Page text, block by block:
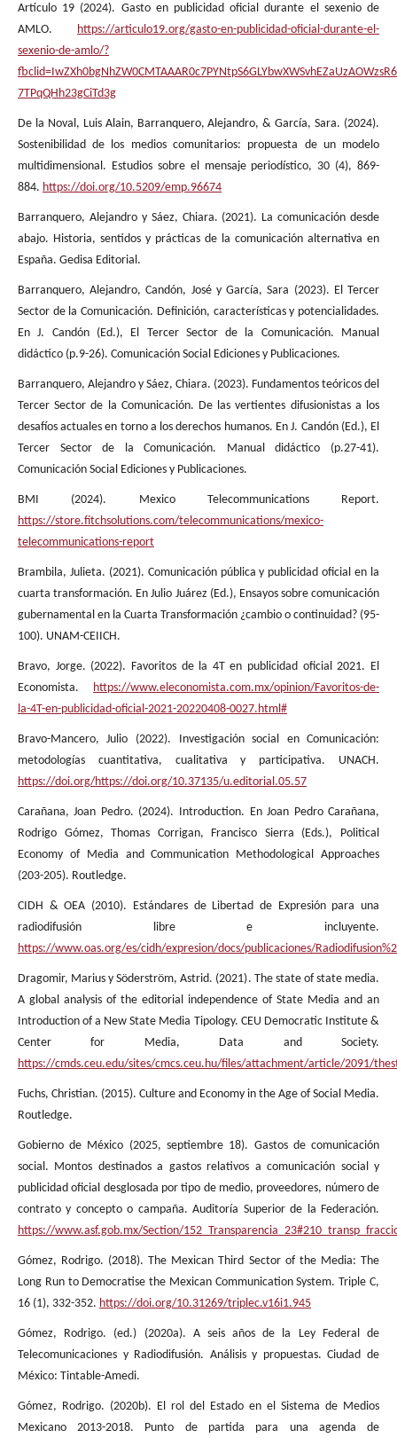
Artículo 19 (2024). Gasto en publicidad oficial durante el sexenio de
AMLO. https://articulo19.org/gasto-en-publicidad-oficial-durante-el-
sexenio-de-amlo/?
7TPqQHh23gCiTd3g
De la Noval, Luis Alain, Barranquero, Alejandro, & García, Sara. (2024).
Sostenibilidad de los medios comunitarios: propuesta de un modelo
multidimensional. Estudios sobre el mensaje periodístico, 30 (4), 869-
884. https://doi.org/10.5209/emp.96674
Barranquero, Alejandro y Sáez, Chiara. (2021). La comunicación desde
abajo. Historia, sentidos y prácticas de la comunicación alternativa en
España. Gedisa Editorial.
Barranquero, Alejandro, Candón, José y García, Sara (2023). El Tercer
Sector de la Comunicación. Definición, características y potencialidades.
En J. Candón (Ed.), El Tercer Sector de la Comunicación. Manual
didáctico (p.9-26). Comunicación Social Ediciones y Publicaciones.
Barranquero, Alejandro y Sáez, Chiara. (2023). Fundamentos teóricos del
Tercer Sector de la Comunicación. De las vertientes difusionistas a los
desafíos actuales en torno a los derechos humanos. En J. Candón (Ed.), El
Tercer Sector de la Comunicación. Manual didáctico (p.27-41).
Comunicación Social Ediciones y Publicaciones.
BMI (2024). Mexico Telecommunications Report.
https://store.fitchsolutions.com/telecommunications/mexico-
telecommunications-report
Brambila, Julieta. (2021). Comunicación pública y publicidad oficial en la
cuarta transformación. En Julio Juárez (Ed.), Ensayos sobre comunicación
gubernamental en la Cuarta Transformación ¿cambio o continuidad? (95-
100). UNAM-CEIICH.
Bravo, Jorge. (2022). Favoritos de la 4T en publicidad oficial 2021. El
Economista. https://www.eleconomista.com.mx/opinion/Favoritos-de-
la-4T-en-publicidad-oficial-2021-20220408-0027.html#
Bravo-Mancero, Julio (2022). Investigación social en Comunicación:
metodologías cuantitativa, cualitativa y participativa. UNACH.
https://doi.org/https://doi.org/10.37135/u.editorial.05.57
Carañana, Joan Pedro. (2024). Introduction. En Joan Pedro Carañana,
Rodrigo Gómez, Thomas Corrigan, Francisco Sierra (Eds.), Political
Economy of Media and Communication Methodological Approaches
(203-205). Routledge.
CIDH & OEA (2010). Estándares de Libertad de Expresión para una
radiodifusión libre e incluyente.
https://www.oas.org/es/cidh/expresion/docs/publicaciones/
Dragomir, Marius y Söderström, Astrid. (2021). The state of state media.
A global analysis of the editorial independence of State Media and an
Introduction of a New State Media Tipology. CEU Democratic Institute &
Center for Media, Data and Society.
https://cmds.ceu.edu/sites/cmcs.ceu.hu/files/attachment/article/2091/
Fuchs, Christian. (2015). Culture and Economy in the Age of Social Media.
Routledge.
Gobierno de México (2025, septiembre 18). Gastos de comunicación
social. Montos destinados a gastos relativos a comunicación social y
publicidad oficial desglosada por tipo de medio, proveedores, número de
contrato y concepto o campaña. Auditoría Superior de la Federación.
https://www.asf.gob.mx/Section/
Gómez, Rodrigo. (2018). The Mexican Third Sector of the Media: The
Long Run to Democratise the Mexican Communication System. Triple C,
16 (1), 332-352. https://doi.org/10.31269/triplec.v16i1.945
Gómez, Rodrigo. (ed.) (2020a). A seis años de la Ley Federal de
Telecomunicaciones y Radiodifusión. Análisis y propuestas. Ciudad de
México: Tintable-Amedi.
Gómez, Rodrigo. (2020b). El rol del Estado en el Sistema de Medios
Mexicano 2013-2018. Punto de partida para una agenda de